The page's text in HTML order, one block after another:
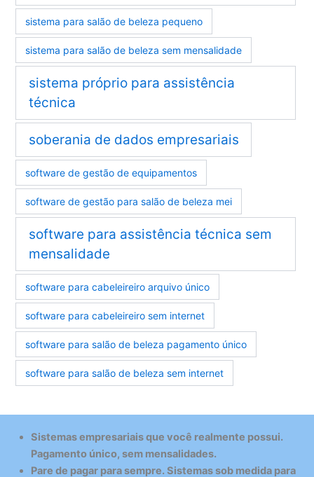
sistema para salão de beleza pequeno
sistema para salão de beleza sem mensalidade
sistema próprio para assistência
técnica
soberania de dados empresariais
software de gestão de equipamentos
software de gestão para salão de beleza mei
software para assistência técnica sem
mensalidade
software para cabeleireiro arquivo único
software para cabeleireiro sem internet
software para salão de beleza pagamento único
software para salão de beleza sem internet
Sistemas empresariais que você realmente possui.
Pagamento único, sem mensalidades.
Pare de pagar para sempre. Sistemas sob medida para